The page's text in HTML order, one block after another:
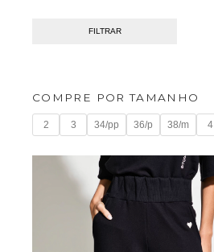
FILTRAR
COMPRE POR TAMANHO
2 3 34/pp 36/p 38/m 4